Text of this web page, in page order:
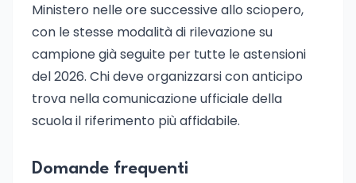
Ministero nelle ore successive allo sciopero,
con le stesse modalità di rilevazione su
campione già seguite per tutte le astensioni
del 2026. Chi deve organizzarsi con anticipo
trova nella comunicazione ufficiale della
scuola il riferimento più affidabile.
Domande frequenti